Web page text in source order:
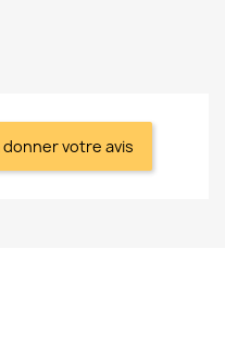
votre avis